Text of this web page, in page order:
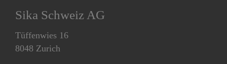
Sika Schweiz AG
Tüffenwies 16
8048 Zurich